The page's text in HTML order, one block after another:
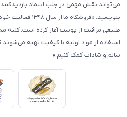
می‌تواند نقش مهمی در جلب اعتماد
بنویسید: «فروشگاه
طبیعی مراقبت از پوست آغاز کرده است. کلیه
استفاده از مواد اولیه با کیفیت تهیه
سالم و شاداب کمک کنیم.»